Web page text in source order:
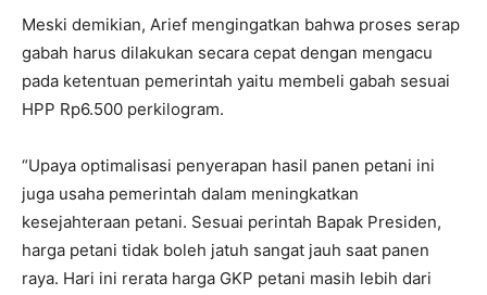
Meski demikian, Arief mengingatkan bahwa proses serap
gabah harus dilakukan secara cepat dengan mengacu
pada ketentuan pemerintah yaitu membeli gabah sesuai
HPP Rp6.500 perkilogram.
“Upaya optimalisasi penyerapan hasil panen petani ini
juga usaha pemerintah dalam meningkatkan
kesejahteraan petani. Sesuai perintah Bapak Presiden,
harga petani tidak boleh jatuh sangat jauh saat panen
raya. Hari ini rerata harga GKP petani masih lebih dari